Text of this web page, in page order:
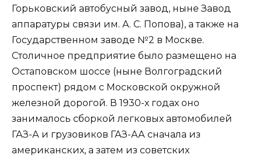
Горьковский автобусный завод, ныне Завод
аппаратуры связи им. А. С. Попова), а также на
Государственном заводе №2 в Москве.
Столичное предприятие было размещено на
Остаповском шоссе (ныне Волгоградский
проспект) рядом с Московской окружной
железной дорогой. В 1930-х годах оно
занималось сборкой легковых автомобилей
ГАЗ-А и грузовиков ГАЗ-АА сначала из
американских, а затем из советских